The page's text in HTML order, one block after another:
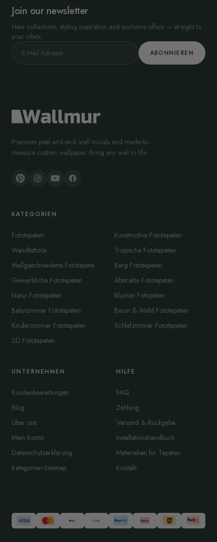
Join our newsletter
New collections, styling inspiration and exclusive offers — straight to
your inbox.
ABONNIEREN
Premium peel-and-stick wall murals and made-to-
measure custom wallpaper. Bring any wall to life.
KATEGORIEN
Fototapeten
Wandtattoos
Maßgeschneiderte Fototapete
Gewerbliche Fototapeten
Natur Fototapeten
Babyzimmer Fototapeten
Kinderzimmer Fototapeten
3D Fototapeten
Kunstmotive Fototapeten
Tropische Fototapeten
Berg Fototapeten
Abstrakte Fototapeten
Blumen Fotopaten
Baum & Wald Fototapeten
Schlafzimmer Fototapeten
UNTERNEHMEN
Kundenbewertungen
Blog
Über uns
Mein Konto
Datenschutzerklärung
Kategorien-Sitemap
HILFE
FAQ
Zahlung
Versand & Rückgabe
Installationshandbuch
Materialien für Tapeten
Kontakt